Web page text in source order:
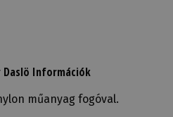
Daslö Információk
műanyag fogóval.